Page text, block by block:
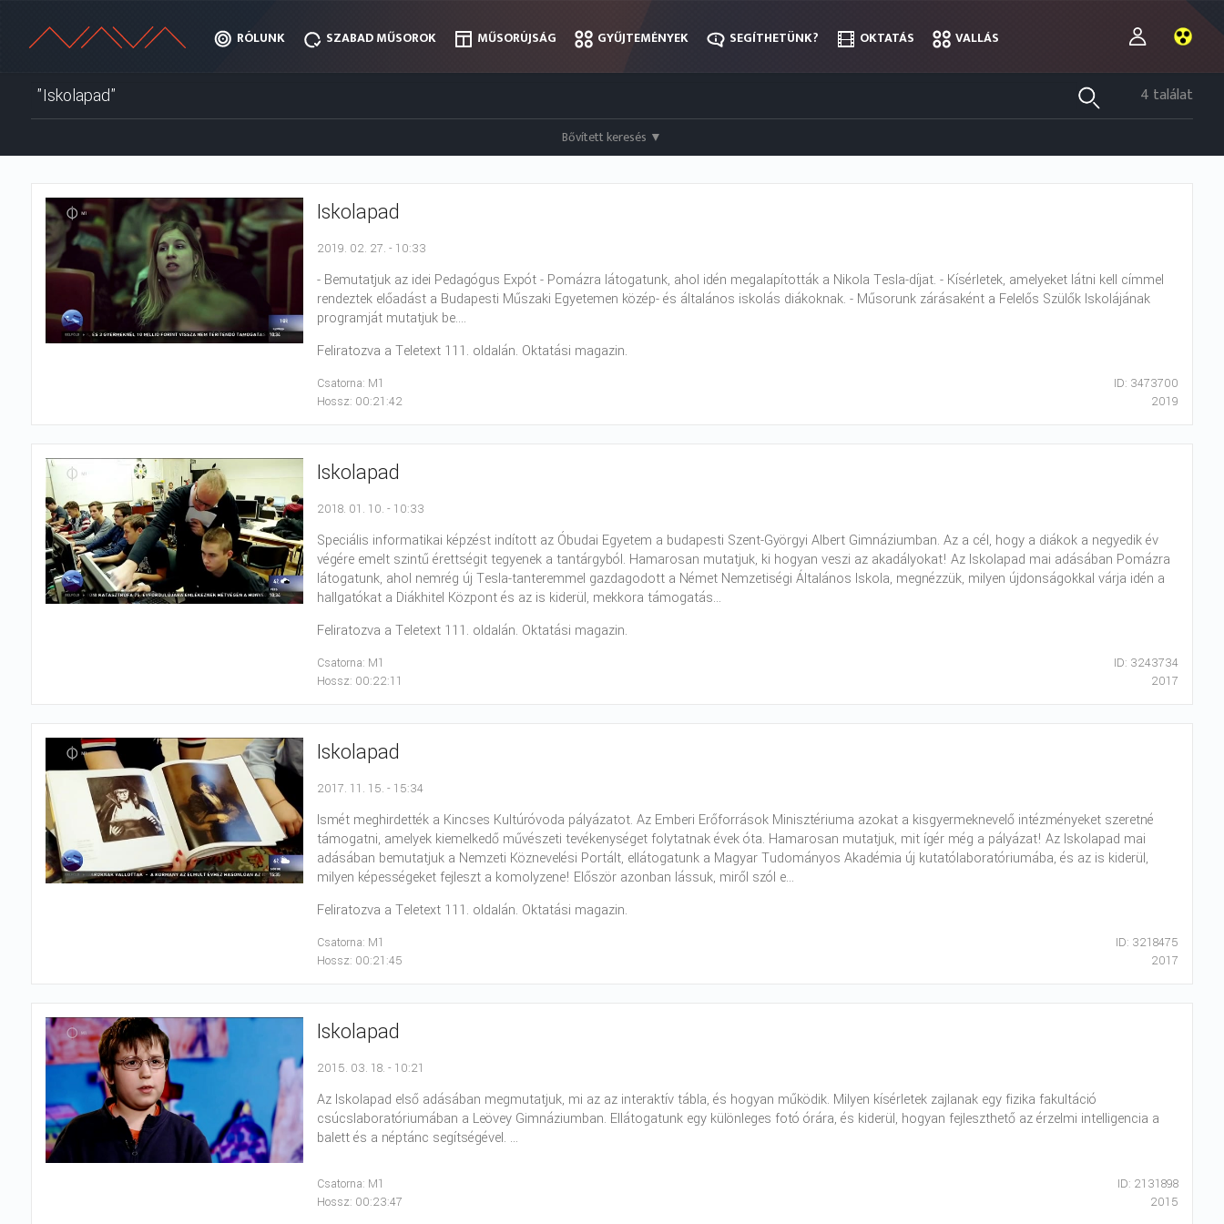
RÓLUNK SZABAD MŰSOROK MŰSORÚJSÁG GYŰJTEMÉNYEK SEGÍTHETÜNK? OKTATÁS VALLÁS
RÓLUNK SZABAD MŰSOROK MŰSORÚJSÁG GYŰJTEMÉNYEK SEGÍTHETÜNK? OKTATÁS VALLÁS
4 találat
Bővített keresés ▼
Iskolapad
2019. 02. 27. - 10:33
- Bemutatjuk az idei Pedagógus Expót - Pomázra látogatunk, ahol idén megalapították a Nikola Tesla-díjat. - Kísérletek, amelyeket látni kell címmel
rendeztek előadást a Budapesti Műszaki Egyetemen közép- és általános iskolás diákoknak. - Műsorunk zárásaként a Felelős Szülők Iskolájának
programját mutatjuk be....
Feliratozva a Teletext 111. oldalán. Oktatási magazin.
Csatorna: M1
Hossz: 00:21:42
ID: 3473700
2019
Iskolapad
2018. 01. 10. - 10:33
Speciális informatikai képzést indított az Óbudai Egyetem a budapesti Szent-Györgyi Albert Gimnáziumban. Az a cél, hogy a diákok a negyedik év
végére emelt szintű érettségit tegyenek a tantárgyból. Hamarosan mutatjuk, ki hogyan veszi az akadályokat! Az Iskolapad mai adásában Pomázra
látogatunk, ahol nemrég új Tesla-tanteremmel gazdagodott a Német Nemzetiségi Általános Iskola, megnézzük, milyen újdonságokkal várja idén a
hallgatókat a Diákhitel Központ és az is kiderül, mekkora támogatás...
Feliratozva a Teletext 111. oldalán. Oktatási magazin.
Csatorna: M1
Hossz: 00:22:11
ID: 3243734
2017
Iskolapad
2017. 11. 15. - 15:34
Ismét meghirdették a Kincses Kultúróvoda pályázatot. Az Emberi Erőforrások Minisztériuma azokat a kisgyermeknevelő intézményeket szeretné
támogatni, amelyek kiemelkedő művészeti tevékenységet folytatnak évek óta. Hamarosan mutatjuk, mit ígér még a pályázat! Az Iskolapad mai
adásában bemutatjuk a Nemzeti Köznevelési Portált, ellátogatunk a Magyar Tudományos Akadémia új kutatólaboratóriumába, és az is kiderül,
milyen képességeket fejleszt a komolyzene! Először azonban lássuk, miről szól e...
Feliratozva a Teletext 111. oldalán. Oktatási magazin.
Csatorna: M1
Hossz: 00:21:45
ID: 3218475
2017
Iskolapad
2015. 03. 18. - 10:21
Az Iskolapad első adásában megmutatjuk, mi az az interaktív tábla, és hogyan működik. Milyen kísérletek zajlanak egy fizika fakultáció
csúcslaboratóriumában a Leövey Gimnáziumban. Ellátogatunk egy különleges fotó órára, és kiderül, hogyan fejleszthető az érzelmi intelligencia a
balett és a néptánc segítségével. ...
Csatorna: M1
Hossz: 00:23:47
ID: 2131898
2015